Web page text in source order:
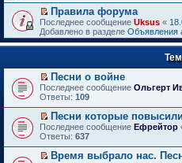
й
т
и
к
п
в
о
м
у
н
е
п
р
о
ч
П
е
р
е
т
и
к
п
р
в
о
м
у
н
Правила форума
Последнее сообщение Uksus «
Добавлено в разделе Объявления
П
е
е
й
т
и
к
п
Песни о войне
Последнее сообщение Ольгерт
Ответы: 109
П
е
е
Песни которые
Последнее сообщение Ефрейтор
Ответы: 637
Время выбрало нас.